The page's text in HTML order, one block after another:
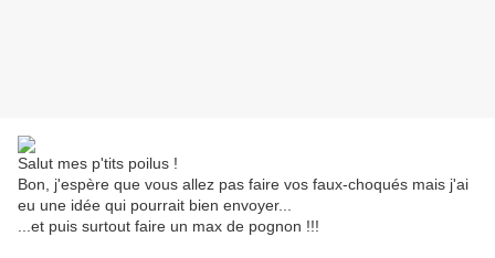
Salut mes p'tits poilus !
Bon, j'espère que vous allez pas faire vos faux-choqués mais j'ai
eu une idée qui pourrait bien envoyer...
...et puis surtout faire un max de pognon !!!